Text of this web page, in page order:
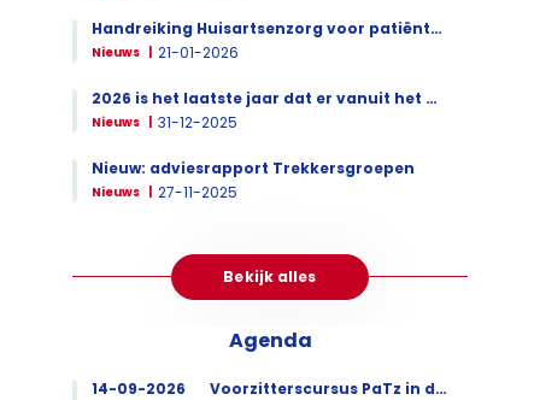
Handreiking Huisartsenzorg voor patiënten in de palliatieve fase
Nieuws 21-01-2026
2026 is het laatste jaar dat er vanuit het NPPZ II een startpakket mogelijk is voor nieuwe PaTz groepen
Nieuws 31-12-2025
Nieuw: adviesrapport Trekkersgroepen
Nieuws 27-11-2025
Bekijk alles
Agenda
14-09-2026
Voorzitterscursus PaTz in de praktijk